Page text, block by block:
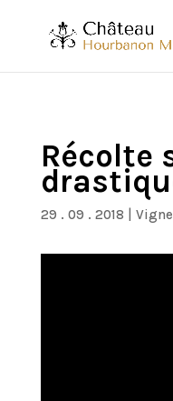
Récolte
29 . 09 . 2018 Vigne